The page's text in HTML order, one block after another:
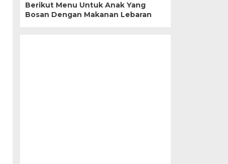
Berikut Menu Untuk Anak Yang
Bosan Dengan Makanan Lebaran